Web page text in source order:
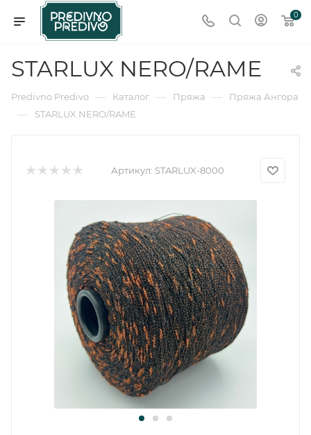
0
STARLUX NERO/RAME
Predivno Predivo — Каталог — Пряжа — Пряжа Ангора
— STARLUX NERO/RAME
Артикул: STARLUX-8000